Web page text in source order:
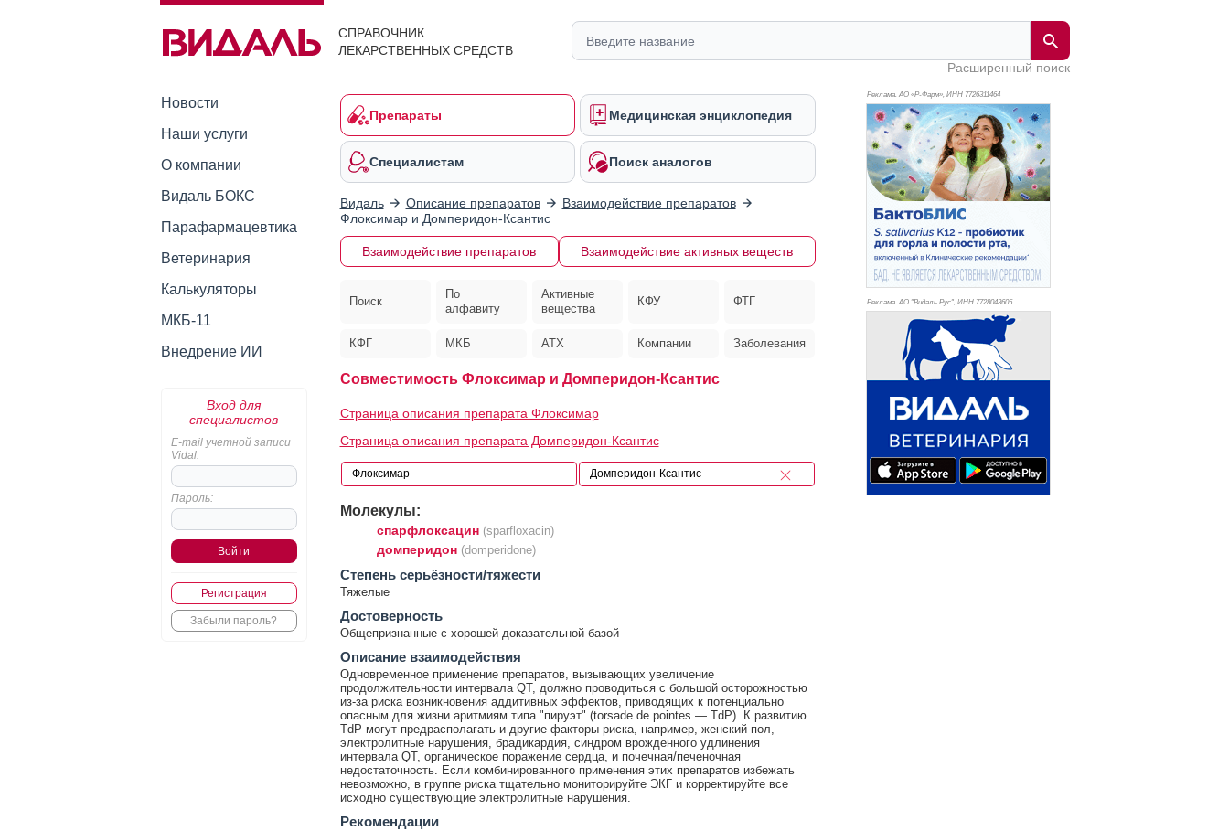
СПРАВОЧНИК
ЛЕКАРСТВЕННЫХ СРЕДСТВ
Расширенный поиск
Новости
Наши услуги
О компании
Видаль БОКС
Парафармацевтика
Ветеринария
Калькуляторы
МКБ-11
Внедрение ИИ
Вход для
специалистов
E-mail учетной записи
Vidal:
Пароль:
Регистрация
Забыли пароль?
Препараты Медицинская энциклопедия
Специалистам Поиск аналогов
Видаль Описание препаратов
Взаимодействие препаратов
Флоксимар и Домперидон-Ксантис
Взаимодействие препаратов Взаимодействие активных веществ
Поиск
По
алфавиту
Активные
вещества
КФУ ФТГ
КФГ МКБ АТХ Компании Заболевания
Совместимость Флоксимар и Домперидон-Ксантис
Страница описания препарата Флоксимар
Страница описания препарата Домперидон-Ксантис
Молекулы:
спарфлоксацин (sparfloxacin)
домперидон (domperidone)
Cтепень серьёзности/тяжести
Тяжелые
Достоверность
Общепризнанные с хорошей доказательной базой
Описание взаимодействия
Одновременное применение препаратов, вызывающих увеличение
продолжительности интервала QT, должно проводиться с большой осторожностью
из-за риска возникновения аддитивных эффектов, приводящих к потенциально
опасным для жизни аритмиям типа "пируэт" (torsade de pointes — TdP). К развитию
TdP могут предрасполагать и другие факторы риска, например, женский пол,
электролитные нарушения, брадикардия, синдром врожденного удлинения
интервала QT, органическое поражение сердца, и почечная/печеночная
недостаточность. Если комбинированного применения этих препаратов избежать
невозможно, в группе риска тщательно мониторируйте ЭКГ и корректируйте все
исходно существующие электролитные нарушения.
Рекомендации
Реклама. АО «Р-Фарм», ИНН 7726311464
Реклама. АО "Видаль Рус", ИНН 7728043605